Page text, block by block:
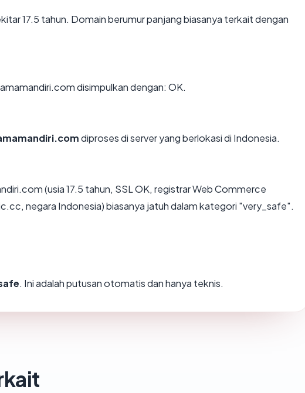
17.5 tahun. Domain berumur panjang biasanya terkait dengan
disimpulkan dengan: OK.
diproses di server yang berlokasi di Indonesia.
(usia 17.5 tahun, SSL OK, registrar Web Commerce
negara Indonesia) biasanya jatuh dalam kategori "very_safe".
. Ini adalah putusan otomatis dan hanya teknis.